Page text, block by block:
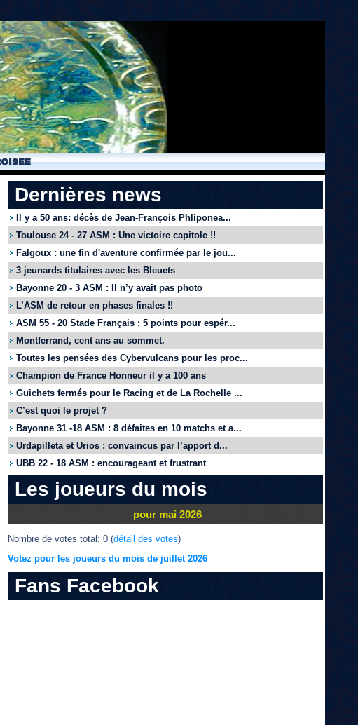
Dernières news
Il y a 50 ans: décès de Jean-François Phliponea...
Toulouse 24 - 27 ASM : Une victoire capitole !!
Falgoux : une fin d'aventure confirmée par le jou...
3 jeunards titulaires avec les Bleuets
Bayonne 20 - 3 ASM : Il n’y avait pas photo
L’ASM de retour en phases finales !!
ASM 55 - 20 Stade Français : 5 points pour espér...
Montferrand, cent ans au sommet.
Toutes les pensées des Cybervulcans pour les proc...
Champion de France Honneur il y a 100 ans
Guichets fermés pour le Racing et de La Rochelle ...
C’est quoi le projet ?
Bayonne 31 -18 ASM : 8 défaites en 10 matchs et a...
Urdapilleta et Urios : convaincus par l’apport d...
UBB 22 - 18 ASM : encourageant et frustrant
Les joueurs du mois
pour mai 2026
Nombre de votes total: 0 (détail des votes)
Votez pour les joueurs du mois de juillet 2026
Fans Facebook